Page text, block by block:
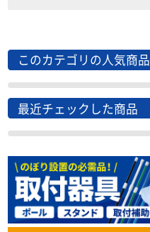
このカテゴリの人気商品
最近チェックした商品